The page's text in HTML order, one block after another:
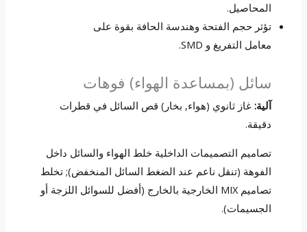
المحاصيل.
تؤثر حجم الفتحة وهندسة الحافة بقوة على
معامل التفريغ و SMD.
سائل (بمساعدة الهواء) فوهات
آلية:غاز ثانوي (هواء, بخار) قص السائل في قطرات
دقيقة.
تصاميم التصميمات الداخلية خلط الهواء والسائل داخل
الفوهة (تنقل ناعم عند الضغط السائل المنخفض); تخلط
تصاميم MIX الخارجية بالخارج (أفضل للسوائل اللزجة أو
الجسيمات).